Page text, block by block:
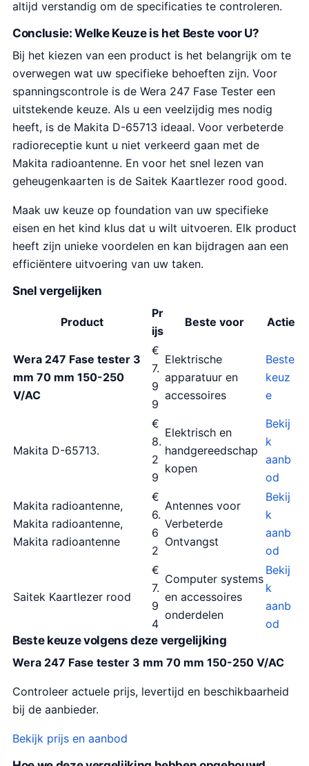
altijd verstandig om de specificaties te controleren.
Conclusie: Welke Keuze is het Beste voor U?
Bij het kiezen van een product is het belangrijk om te
overwegen wat uw specifieke behoeften zijn. Voor
spanningscontrole is de Wera 247 Fase Tester een
uitstekende keuze. Als u een veelzijdig mes nodig
heeft, is de Makita D-65713 ideaal. Voor verbeterde
radioreceptie kunt u niet verkeerd gaan met de
Makita radioantenne. En voor het snel lezen van
geheugenkaarten is de Saitek Kaartlezer rood good.
Maak uw keuze op foundation van uw specifieke
eisen en het kind klus dat u wilt uitvoeren. Elk product
heeft zijn unieke voordelen en kan bijdragen aan een
efficiëntere uitvoering van uw taken.
Snel vergelijken
Product
Pr
ijs
Beste voor Actie
Wera 247 Fase tester 3
mm 70 mm 150-250
V/AC
€
7.
9
9
Elektrische
apparatuur en
accessoires
Beste
keuz
e
Makita D-65713.
€
8.
2
9
Elektrisch en
handgereedschap
kopen
Bekij
k
aanb
od
Makita radioantenne,
Makita radioantenne,
Makita radioantenne
€
6.
6
2
Antennes voor
Verbeterde
Ontvangst
Bekij
k
aanb
od
Saitek Kaartlezer rood
€
7.
9
4
Computer systems
en accessoires
onderdelen
Bekij
k
aanb
od
Beste keuze volgens deze vergelijking
Wera 247 Fase tester 3 mm 70 mm 150-250 V/AC
Controleer actuele prijs, levertijd en beschikbaarheid
bij de aanbieder.
Bekijk prijs en aanbod